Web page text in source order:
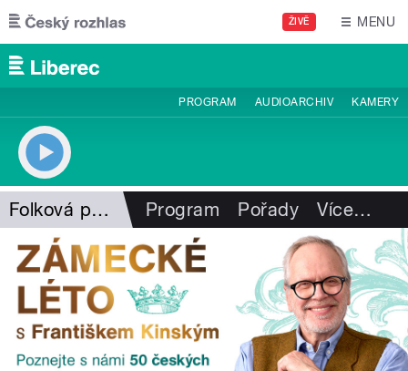
Přejít k hlavnímu obsahu
ŽIVĚ MENU
PROGRAM AUDIOARCHIV KAMERY
Folková pohlazení Program Pořady Více…